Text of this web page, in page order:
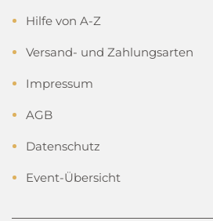
Hilfe von A-Z
Versand- und Zahlungsarten
Impressum
AGB
Datenschutz
Event-Übersicht